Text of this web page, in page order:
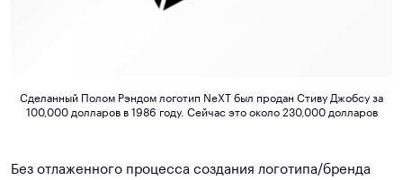
Сделанный Полом Рэндом логотип NeXT был продан Стиву Джобсу за
100,000 долларов в 1986 году. Сейчас это около 230,000 долларов
Без отлаженного процесса создания логотипа/бренда